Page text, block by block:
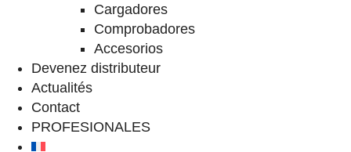
Cargadores
Comprobadores
Accesorios
Devenez distributeur
Actualités
Contact
PROFESIONALES